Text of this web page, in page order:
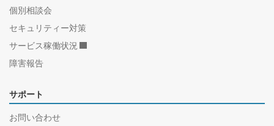
個別相談会
セキュリティー対策
サービス稼働状況
障害報告
サポート
お問い合わせ